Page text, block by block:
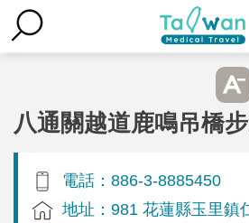
八通關越道鹿鳴吊橋
電話：886-3-8885450
地址：981 花蓮縣玉里鎮